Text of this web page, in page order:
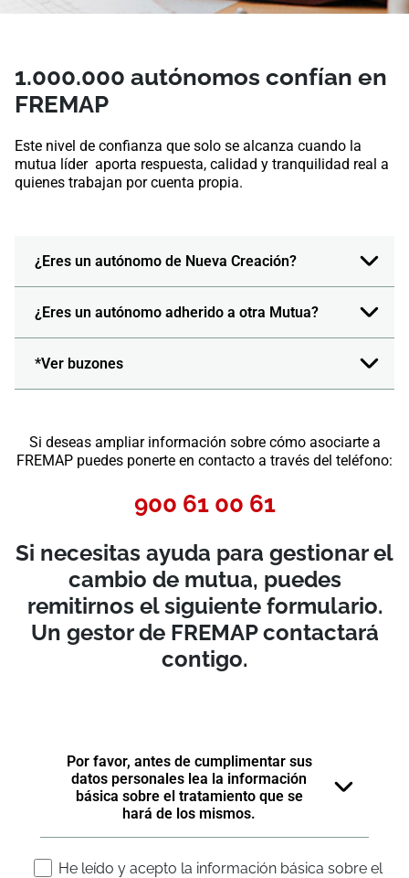
1.000.000 autónomos confían en
FREMAP
Este nivel de confianza que solo se alcanza cuando la
mutua líder aporta respuesta, calidad y tranquilidad real a
quienes trabajan por cuenta propia.
¿Eres un autónomo de Nueva Creación?
¿Eres un autónomo adherido a otra Mutua?
*Ver buzones
Si deseas ampliar información sobre cómo asociarte a
FREMAP puedes ponerte en contacto a través del teléfono:
900 61 00 61
Si necesitas ayuda para gestionar el
cambio de mutua, puedes
remitirnos el siguiente formulario.
Un gestor de FREMAP contactará
contigo.